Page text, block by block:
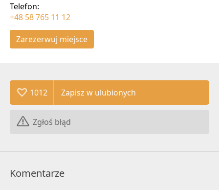
Telefon:
+48 58 765 11 12
Zarezerwuj miejsce
1012
Zgłoś błąd
Komentarze